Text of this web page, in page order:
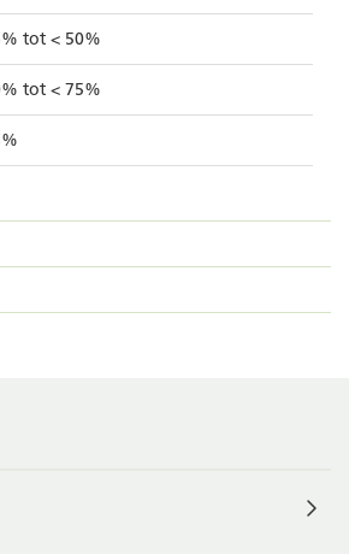
tot < 50%
tot < 75%